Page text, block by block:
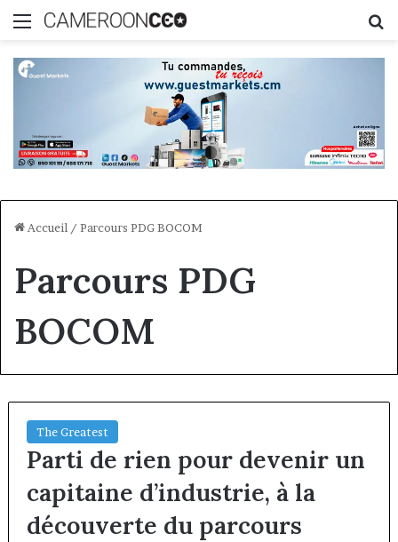
Menu
Accueil / Parcours PDG BOCOM
Parcours PDG
BOCOM
The Greatest
Parti de rien pour devenir un
capitaine d’industrie, à la
découverte du parcours